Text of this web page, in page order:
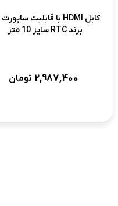
برند RTC سایز 10 متر
2,987,400 تومان